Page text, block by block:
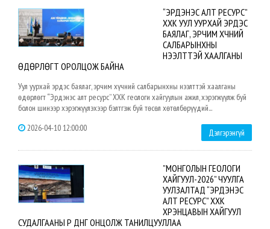
“ЭРДЭНЭС АЛТ РЕСУРС”
ХХК УУЛ УУРХАЙ ЭРДЭС
БАЯЛАГ, ЭРЧИМ ХҮЧНИЙ
САЛБАРЫНХНЫ
НЭЭЛТТЭЙ ХААЛГАНЫ
ӨДӨРЛӨГТ ОРОЛЦОЖ БАЙНА
Уул уурхай эрдэс баялаг, эрчим хүчний салбарынхны нээлттэй хаалганы
өдөрлөгт “Эрдэнэс алт ресурс” ХХК геологи хайгуулын ажил, хэрэгжүүлж буй
болон шинээр хэрэгжүүлэхээр бэлтгэж буй төсөл хөтөлбөрүүдий...
2026-04-10 12:00:00
Дэлгэрэнгүй
”МОНГОЛЫН ГЕОЛОГИ
ХАЙГУУЛ-2026” ЧУУЛГА
УУЛЗАЛТАД “ЭРДЭНЭС
АЛТ РЕСУРС” ХХК
ХҮРЭНЦАВЫН ХАЙГУУЛ
СУДАЛГААНЫ ҮР ДҮНГ ОНЦОЛЖ ТАНИЛЦУУЛЛАА